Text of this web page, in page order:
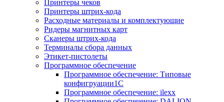
Принтеры чеков
Принтеры штрих-кода
Расходные материалы и комплектующие
Ридеры магнитных карт
Сканеры штрих-кода
Терминалы сбора данных
Этикет-пистолеты
Программное обеспечение
Программное обеспечение: Типовые
конфигруации1С
Программное обеспечение: ilexx